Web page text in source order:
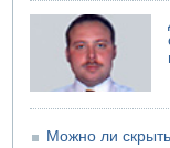
Можно ли